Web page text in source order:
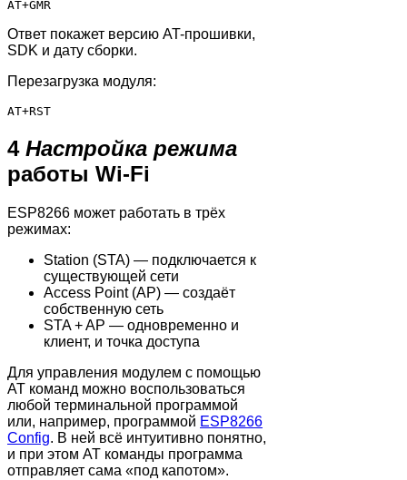
AT+GMR
Ответ покажет версию AT-прошивки,
SDK и дату сборки.
Перезагрузка модуля:
AT+RST
4Настройка режима
работы Wi-Fi
ESP8266 может работать в трёх
режимах:
Station (STA) — подключается к
существующей сети
Access Point (AP) — создаёт
собственную сеть
STA + AP — одновременно и
клиент, и точка доступа
Для управления модулем с помощью
AT команд можно воспользоваться
любой терминальной программой
или, например, программой ESP8266
Config. В ней всё интуитивно понятно,
и при этом AT команды программа
отправляет сама «под капотом».